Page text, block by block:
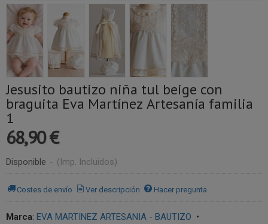
Jesusito bautizo niña tul beige con
braguita Eva Martínez Artesanía familia
1
68,90 €
Disponible - (Imp. Incluidos)
Costes de envío Ver descripción Hacer pregunta
Marca: EVA MARTINEZ ARTESANIA - BAUTIZO •